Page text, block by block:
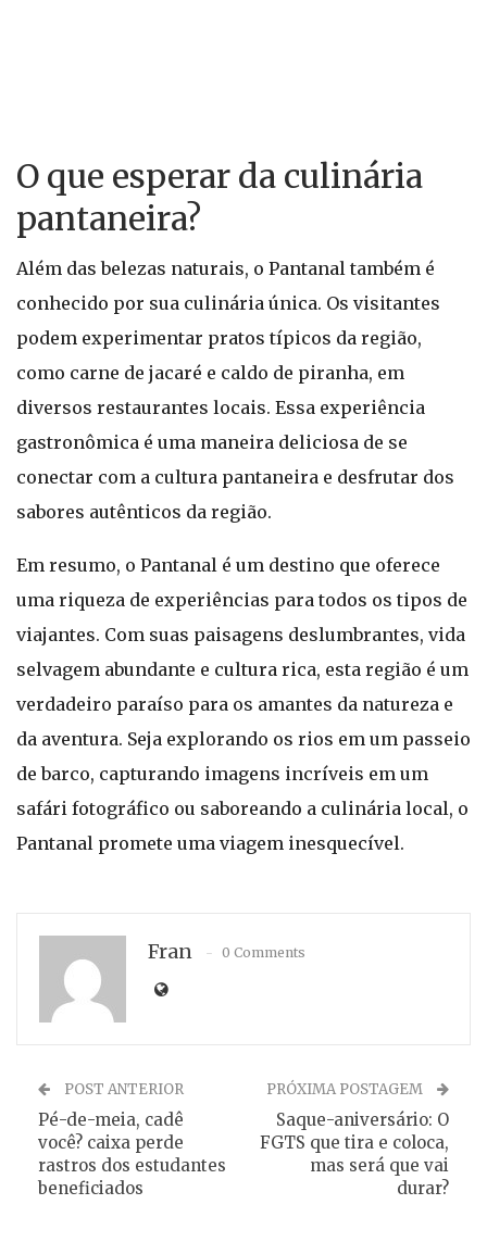
O que esperar da culinária
pantaneira?
Além das belezas naturais, o Pantanal também é
conhecido por sua culinária única. Os visitantes
podem experimentar pratos típicos da região,
como carne de jacaré e caldo de piranha, em
diversos restaurantes locais. Essa experiência
gastronômica é uma maneira deliciosa de se
conectar com a cultura pantaneira e desfrutar dos
sabores autênticos da região.
Em resumo, o Pantanal é um destino que oferece
uma riqueza de experiências para todos os tipos de
viajantes. Com suas paisagens deslumbrantes, vida
selvagem abundante e cultura rica, esta região é um
verdadeiro paraíso para os amantes da natureza e
da aventura. Seja explorando os rios em um passeio
de barco, capturando imagens incríveis em um
safári fotográfico ou saboreando a culinária local, o
Pantanal promete uma viagem inesquecível.
Fran 0 Comments
POST ANTERIOR
Pé-de-meia, cadê
você? caixa perde
rastros dos estudantes
beneficiados
PRÓXIMA POSTAGEM
Saque-aniversário: O
FGTS que tira e coloca,
mas será que vai
durar?